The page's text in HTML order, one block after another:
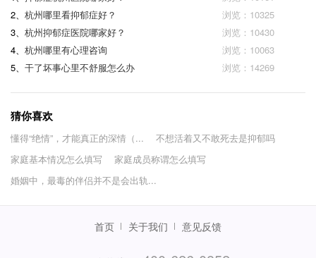
2、 杭州哪里看抑郁症好？
浏览：10325
3、 杭州抑郁症医院哪家好？
浏览：10430
4、 杭州哪里有心理咨询
浏览：10063
5、 干了坏事心里不舒服怎么办 浏览：14269
猜你喜欢
懂得“绝情”，才能真正的深情（...
不想活着又不敢死去是抑郁吗
家庭基本情况怎么填写
家庭成员称谓怎么填写
婚姻中，最毒的伴侣并不是会出轨...
首页 关于我们 意见反馈